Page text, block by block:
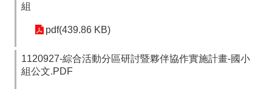
組
pdf(439.86 KB)
1120927-綜合活動分區研討暨夥伴協作實施計畫-國小
組公文.PDF